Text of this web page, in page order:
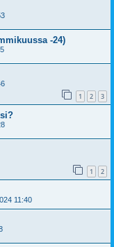
-24)
1 2 3
1 2
11:40